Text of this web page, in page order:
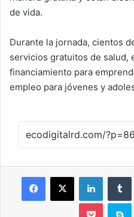
de vida.
Durante la jornada, cientos
servicios gratuitos de salud,
financiamiento para
empleo para jóvenes y
Facebook
X LinkedIn
Pocket